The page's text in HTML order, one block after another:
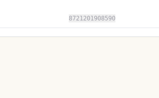
8721201908590